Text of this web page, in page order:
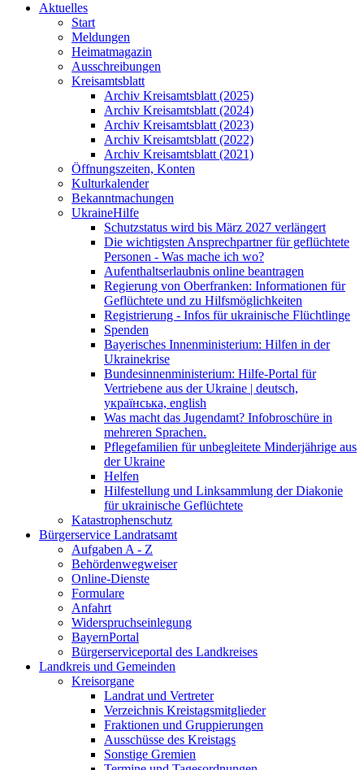
Aktuelles
Start
Meldungen
Heimatmagazin
Ausschreibungen
Kreisamtsblatt
Archiv Kreisamtsblatt (2025)
Archiv Kreisamtsblatt (2024)
Archiv Kreisamtsblatt (2023)
Archiv Kreisamtsblatt (2022)
Archiv Kreisamtsblatt (2021)
Öffnungszeiten, Konten
Kulturkalender
Bekanntmachungen
UkraineHilfe
Schutzstatus wird bis März 2027 verlängert
Die wichtigsten Ansprechpartner für geflüchtete
Personen - Was mache ich wo?
Aufenthaltserlaubnis online beantragen
Regierung von Oberfranken: Informationen für
Geflüchtete und zu Hilfsmöglichkeiten
Registrierung - Infos für ukrainische Flüchtlinge
Spenden
Bayerisches Innenministerium: Hilfen in der
Ukrainekrise
Bundesinnenministerium: Hilfe-Portal für
Vertriebene aus der Ukraine | deutsch,
українська, english
Was macht das Jugendamt? Infobroschüre in
mehreren Sprachen.
Pflegefamilien für unbegleitete Minderjährige aus
der Ukraine
Helfen
Hilfestellung und Linksammlung der Diakonie
für ukrainische Geflüchtete
Katastrophenschutz
Bürgerservice Landratsamt
Aufgaben A - Z
Behördenwegweiser
Online-Dienste
Formulare
Anfahrt
Widerspruchseinlegung
BayernPortal
Bürgerserviceportal des Landkreises
Landkreis und Gemeinden
Kreisorgane
Landrat und Vertreter
Verzeichnis Kreistagsmitglieder
Fraktionen und Gruppierungen
Ausschüsse des Kreistags
Sonstige Gremien